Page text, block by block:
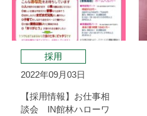
採用
2022年09月03日
【採用情報】お仕事相
談会 IN館林ハローワ